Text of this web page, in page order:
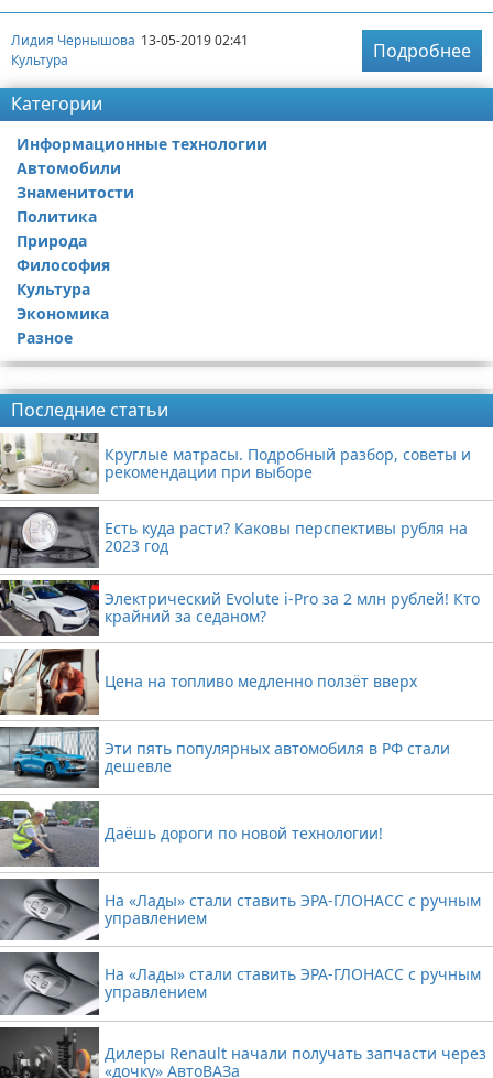
Лидия Чернышова 13-05-2019 02:41
Культура
Подробнее
Категории
Информационные технологии
Автомобили
Знаменитости
Политика
Природа
Философия
Культура
Экономика
Разное
Последние статьи
Круглые матрасы. Подробный разбор, советы и
рекомендации при выборе
Есть куда расти? Каковы перспективы рубля на
2023 год
Электрический Evolute i-Pro за 2 млн рублей! Кто
крайний за седаном?
Цена на топливо медленно ползёт вверх
Эти пять популярных автомобиля в РФ стали
дешевле
Даёшь дороги по новой технологии!
На «Лады» стали ставить ЭРА-ГЛОНАСС с ручным
управлением
На «Лады» стали ставить ЭРА-ГЛОНАСС с ручным
управлением
Дилеры Renault начали получать запчасти через
«дочку» АвтоВАЗа